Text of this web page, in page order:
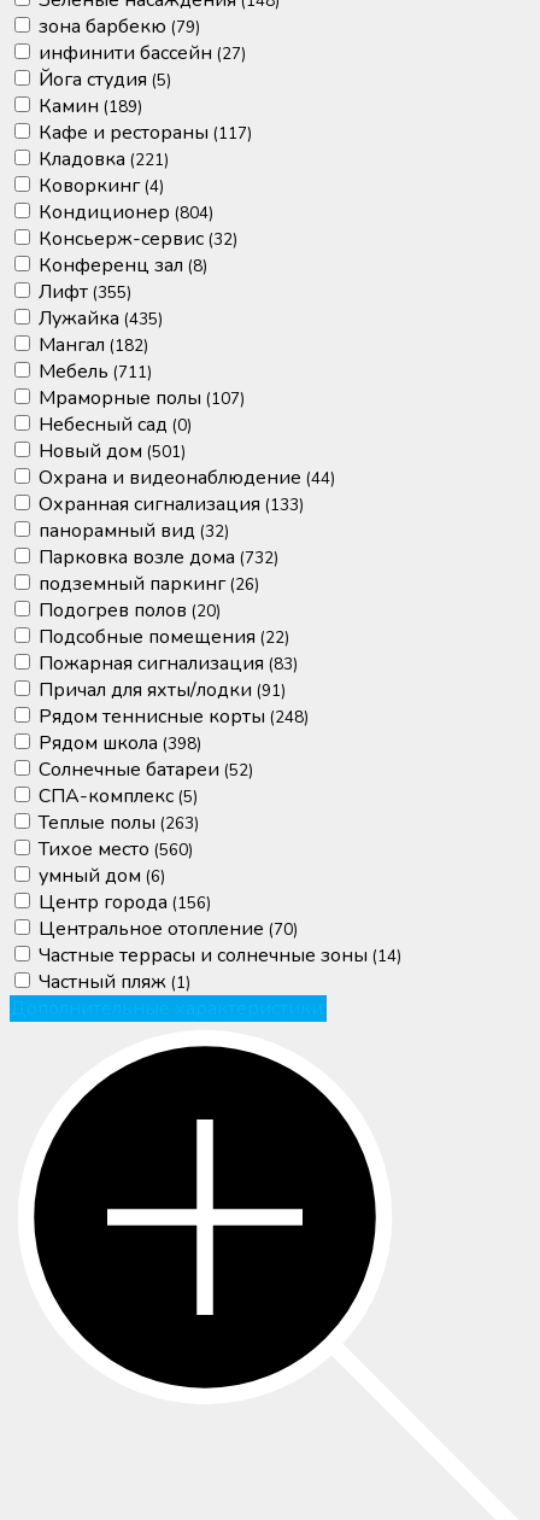
зона барбекю (79)
инфинити бассейн (27)
Йога студия (5)
Камин (189)
Кафе и рестораны (117)
Кладовка (221)
Коворкинг(4)
Кондиционер (804)
Консьерж-сервис (32)
Конференц зал (8)
Лифт (355)
Лужайка (435)
Мангал (182)
Мебель (711)
Мраморные полы (107)
Небесный сад (0)
Новый дом (501)
Охрана и видеонаблюдение (44)
Охранная сигнализация (133)
панорамный вид (32)
Парковка возле дома (732)
подземный паркинг(26)
Подогрев полов (20)
Подсобные помещения (22)
Пожарная сигнализация (83)
Причал для яхты/лодки (91)
Рядом теннисные корты (248)
Рядом школа (398)
Солнечные батареи (52)
СПА-комплекс (5)
Теплые полы (263)
Тихое место (560)
умный дом (6)
Центр города (156)
Центральное отопление (70)
Частные террасы и солнечные зоны (14)
Частный пляж (1)